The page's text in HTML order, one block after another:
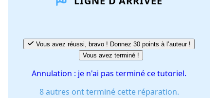
Ajouter un commentaire
Annuler Publier un commentaire
Vous avez réussi, bravo ! Donnez 30 points à l’auteur !
Vous avez terminé !
Annulation : je n'ai pas terminé ce tutoriel.
8 autres ont terminé cette réparation.